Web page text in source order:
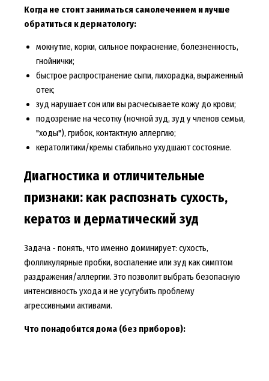
Когда не стоит заниматься самолечением и лучше
обратиться к дерматологу:
мокнутие, корки, сильное покраснение, болезненность,
гнойнички;
быстрое распространение сыпи, лихорадка, выраженный
отек;
зуд нарушает сон или вы расчесываете кожу до крови;
подозрение на чесотку (ночной зуд, зуд у членов семьи,
"ходы"), грибок, контактную аллергию;
кератолитики/кремы стабильно ухудшают состояние.
Диагностика и отличительные
признаки: как распознать сухость,
кератоз и дерматический зуд
Задача - понять, что именно доминирует: сухость,
фолликулярные пробки, воспаление или зуд как симптом
раздражения/аллергии. Это позволит выбрать безопасную
интенсивность ухода и не усугубить проблему
агрессивными активами.
Что понадобится дома (без приборов):